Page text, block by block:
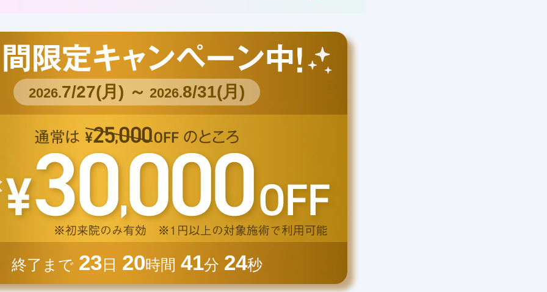
2026.7/27(月) ～ 2026.8/31(月)
終了まで 23日 20時間 41分 23秒